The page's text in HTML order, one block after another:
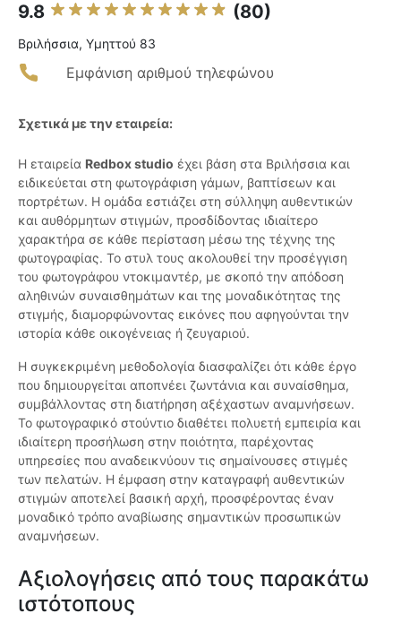
9.8 (80)
Βριλήσσια, Υμηττού 83
Εμφάνιση αριθμού τηλεφώνου
Σχετικά με την εταιρεία:
Η εταιρεία Redbox studio έχει βάση στα Βριλήσσια και
ειδικεύεται στη φωτογράφιση γάμων, βαπτίσεων και
πορτρέτων. Η ομάδα εστιάζει στη σύλληψη αυθεντικών
και αυθόρμητων στιγμών, προσδίδοντας ιδιαίτερο
χαρακτήρα σε κάθε περίσταση μέσω της τέχνης της
φωτογραφίας. Το στυλ τους ακολουθεί την προσέγγιση
του φωτογράφου ντοκιμαντέρ, με σκοπό την απόδοση
αληθινών συναισθημάτων και της μοναδικότητας της
στιγμής, διαμορφώνοντας εικόνες που αφηγούνται την
ιστορία κάθε οικογένειας ή ζευγαριού.
Η συγκεκριμένη μεθοδολογία διασφαλίζει ότι κάθε έργο
που δημιουργείται αποπνέει ζωντάνια και συναίσθημα,
συμβάλλοντας στη διατήρηση αξέχαστων αναμνήσεων.
Το φωτογραφικό στούντιο διαθέτει πολυετή εμπειρία και
ιδιαίτερη προσήλωση στην ποιότητα, παρέχοντας
υπηρεσίες που αναδεικνύουν τις σημαίνουσες στιγμές
των πελατών. Η έμφαση στην καταγραφή αυθεντικών
στιγμών αποτελεί βασική αρχή, προσφέροντας έναν
μοναδικό τρόπο αναβίωσης σημαντικών προσωπικών
αναμνήσεων.
Αξιολογήσεις από τους παρακάτω
ιστότοπους